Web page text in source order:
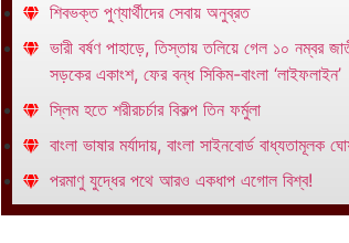
শিবভক্ত পুণ্যার্থীদের সেবায় অনুব্রত
ভারী বর্ষণ পাহাড়ে, তিস্তায় তলিয়ে গেল ১০ নম্বর
সড়কের একাংশ, ফের বন্ধ সিকিম-বাংলা ‘লাইফলাইন’
স্লিম হতে শরীরচর্চার বিকল্প তিন ফর্মুলা
বাংলা ভাষার মর্যাদায়, বাংলা সাইনবোর্ড বাধ্যতামূলক
পরমাণু যুদ্ধের পথে আরও একধাপ এগোল বিশ্ব!